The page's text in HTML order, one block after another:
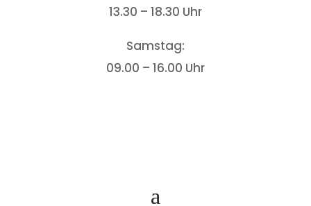
13.30 – 18.30 Uhr
Samstag:
09.00 – 16.00 Uhr